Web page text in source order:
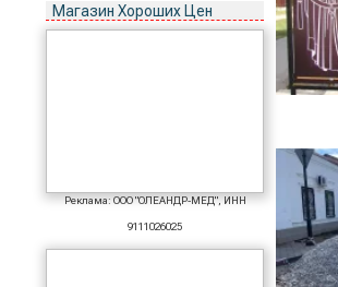
Магазин Хороших Цен
Реклама: ООО "ОЛЕАНДР-МЕД", ИНН
9111026025